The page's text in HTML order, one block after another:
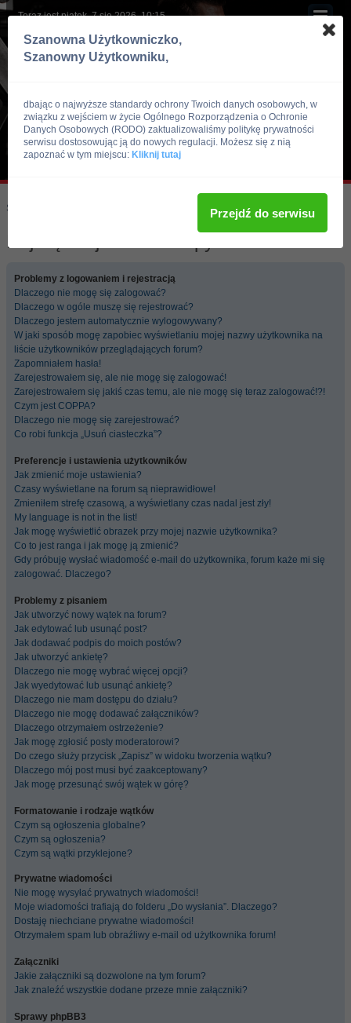
Teraz jest piątek, 7 sie 2026, 10:15
Skocz do:
Najczęściej zadawane pytania
Problemy z logowaniem i rejestracją
Dlaczego nie mogę się zalogować?
Dlaczego w ogóle muszę się rejestrować?
Dlaczego jestem automatycznie wylogowywany?
W jaki sposób mogę zapobiec wyświetlaniu mojej nazwy użytkownika na
liście użytkowników przeglądających forum?
Zapomniałem hasła!
Zarejestrowałem się, ale nie mogę się zalogować!
Zarejestrowałem się jakiś czas temu, ale nie mogę się teraz zalogować!?!
Czym jest COPPA?
Dlaczego nie mogę się zarejestrować?
Co robi funkcja „Usuń ciasteczka”?
Preferencje i ustawienia użytkowników
Jak zmienić moje ustawienia?
Czasy wyświetlane na forum są nieprawidłowe!
Zmieniłem strefę czasową, a wyświetlany czas nadal jest zły!
My language is not in the list!
Jak mogę wyświetlić obrazek przy mojej nazwie użytkownika?
Co to jest ranga i jak mogę ją zmienić?
Gdy próbuję wysłać wiadomość e-mail do użytkownika, forum każe mi się
zalogować. Dlaczego?
Problemy z pisaniem
Jak utworzyć nowy wątek na forum?
Jak edytować lub usunąć post?
Jak dodawać podpis do moich postów?
Jak utworzyć ankietę?
Dlaczego nie mogę wybrać więcej opcji?
Jak wyedytować lub usunąć ankietę?
Dlaczego nie mam dostępu do działu?
Dlaczego nie mogę dodawać załączników?
Dlaczego otrzymałem ostrzeżenie?
Jak mogę zgłosić posty moderatorowi?
Do czego służy przycisk „Zapisz” w widoku tworzenia wątku?
Dlaczego mój post musi być zaakceptowany?
Jak mogę przesunąć swój wątek w górę?
Formatowanie i rodzaje wątków
Czym są ogłoszenia globalne?
Czym są ogłoszenia?
Czym są wątki przyklejone?
Prywatne wiadomości
Nie mogę wysyłać prywatnych wiadomości!
Moje wiadomości trafiają do folderu „Do wysłania”. Dlaczego?
Dostaję niechciane prywatne wiadomości!
Otrzymałem spam lub obraźliwy e-mail od użytkownika forum!
Załączniki
Jakie załączniki są dozwolone na tym forum?
Jak znaleźć wszystkie dodane przeze mnie załączniki?
Sprawy phpBB3
Szanowna Użytkowniczko,
Szanowny Użytkowniku,
dbając o najwyższe standardy ochrony Twoich danych osobowych, w
związku z wejściem w życie Ogólnego Rozporządzenia o Ochronie
Danych Osobowych (RODO) zaktualizowaliśmy politykę prywatności
serwisu dostosowując ją do nowych regulacji. Możesz się z nią
zapoznać w tym miejscu: Kliknij tutaj
Przejdź do serwisu